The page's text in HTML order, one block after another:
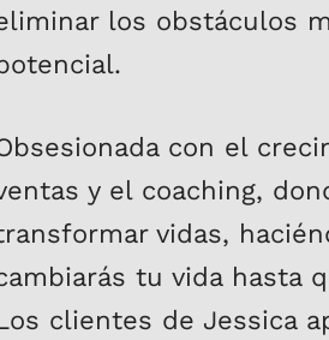
los obstáculos
con el
y el coaching,
vidas,
tu vida hasta
clientes de Jessica